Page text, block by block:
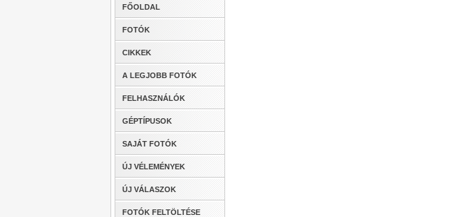
FŐOLDAL
FOTÓK
CIKKEK
A LEGJOBB FOTÓK
FELHASZNÁLÓK
GÉPTÍPUSOK
SAJÁT FOTÓK
ÚJ VÉLEMÉNYEK
ÚJ VÁLASZOK
FOTÓK FELTÖLTÉSE